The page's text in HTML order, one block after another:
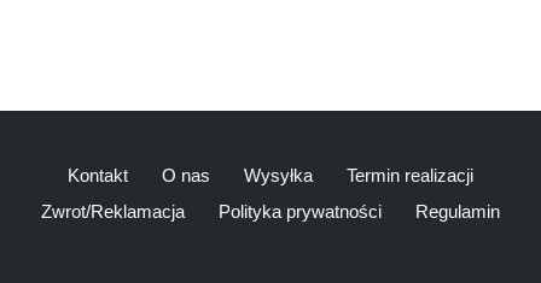
Kontakt O nas Wysyłka
Termin realizacji
Zwrot/Reklamacja
Polityka prywatności Regulamin